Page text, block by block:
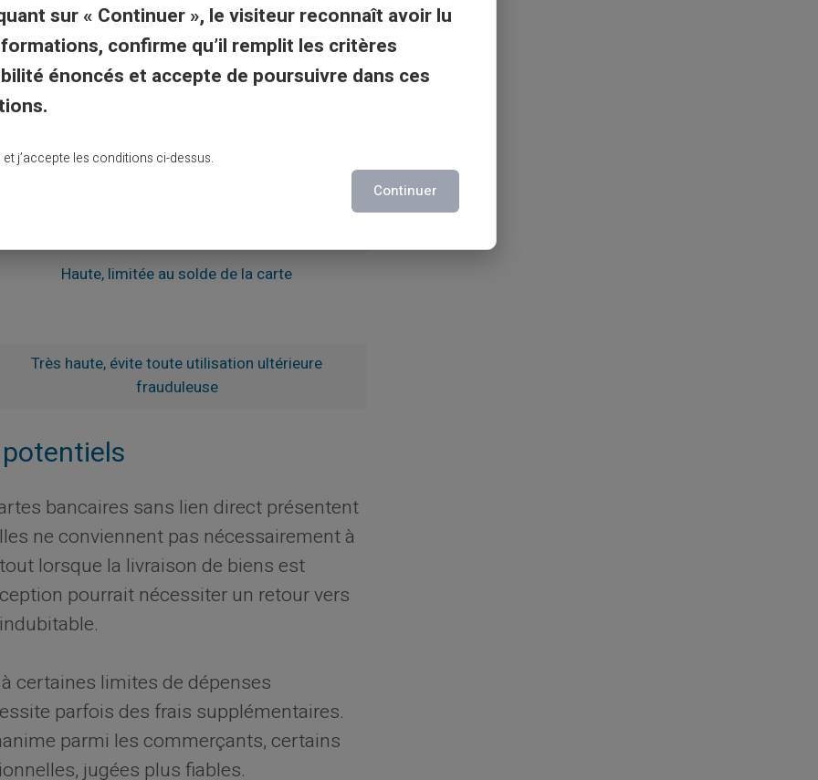
Niveau de sécurité
Haute, limitée au solde de la carte
Très haute, évite toute utilisation ultérieure
frauduleuse
bancaires sans lien direct présentent
ne conviennent pas nécessairement à
lorsque la livraison de biens est
pourrait nécessiter un retour vers
certaines limites de dépenses
parfois des frais supplémentaires.
parmi les commerçants, certains
jugées plus fiables.
sur « Continuer », le visiteur reconnaît avoir lu
confirme qu’il remplit les critères
énoncés et accepte de poursuivre dans ces
et j’accepte les conditions ci-dessus.
Continuer